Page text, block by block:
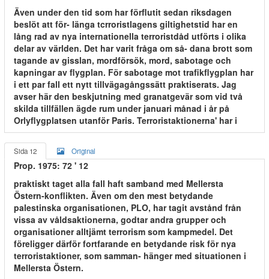
Även under den tid som har förflutit sedan riksdagen
beslöt att för- länga tcrroristlagens giltighetstid har en
lång rad av nya internationella terroristdåd utförts i olika
delar av världen. Det har varit fråga om så- dana brott som
tagande av gisslan, mordförsök, mord, sabotage och
kapningar av flygplan. För sabotage mot trafikflygplan har
i ett par fall ett nytt tillvägagångssätt praktiserats. Jag
avser här den beskjutning med granatgevär som vid två
skilda tillfällen ägde rum under januari månad i år på
Orlyflygplatsen utanför Paris. Terroristaktionerna' har i
Sida 12 Original
Prop. 1975: 72 ' 12
praktiskt taget alla fall haft samband med Mellersta
Östern-konflikten. Även om den mest betydande
palestinska organisationen, PLO, har tagit avstånd från
vissa av våldsaktionerna, godtar andra grupper och
organisationer alltjämt terrorism som kampmedel. Det
föreligger därför fortfarande en betydande risk för nya
terroristaktioner, som samman- hänger med situationen i
Mellersta Östern.